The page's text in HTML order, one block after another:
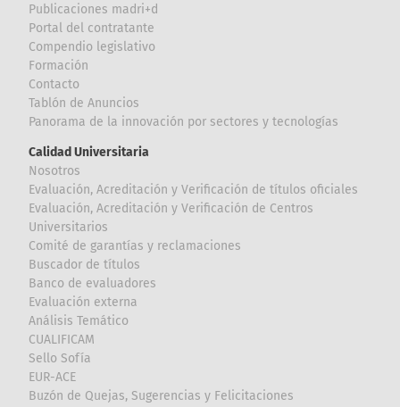
Publicaciones madri+d
Portal del contratante
Compendio legislativo
Formación
Contacto
Tablón de Anuncios
Panorama de la innovación por sectores y tecnologías
Calidad Universitaria
Nosotros
Evaluación, Acreditación y Verificación de títulos oficiales
Evaluación, Acreditación y Verificación de Centros
Universitarios
Comité de garantías y reclamaciones
Buscador de títulos
Banco de evaluadores
Evaluación externa
Análisis Temático
CUALIFICAM
Sello Sofía
EUR-ACE
Buzón de Quejas, Sugerencias y Felicitaciones